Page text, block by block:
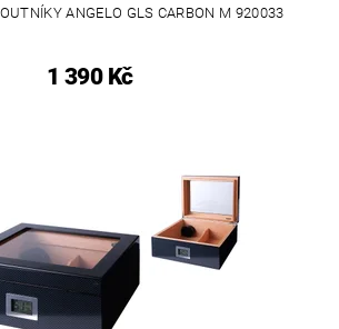
ANGELO GLS CARBON M 920033
1 390 Kč